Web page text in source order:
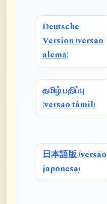
Deutsche
Version (versão
alemã)
தமிழ் பதிப்பு
(versão tâmil)
日本語版 (versão
japonesa)